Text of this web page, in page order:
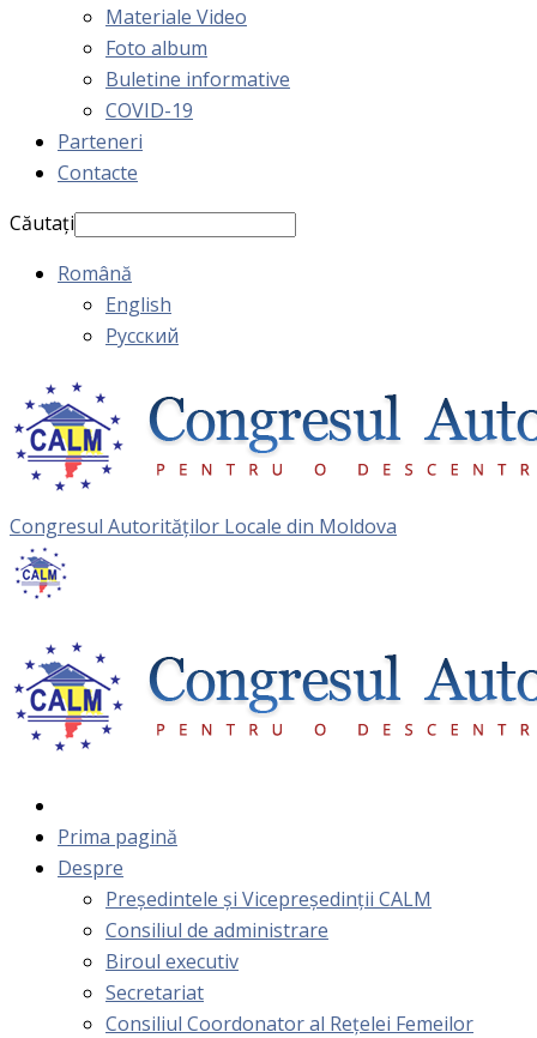
Materiale Video
Foto album
Buletine informative
COVID-19
Parteneri
Contacte
Căutați
Română
English
Русский
Congresul Autorităţilor Locale din Moldova
Prima pagină
Despre
Președintele și Vicepreședinții CALM
Consiliul de administrare
Biroul executiv
Secretariat
Consiliul Coordonator al Rețelei Femeilor